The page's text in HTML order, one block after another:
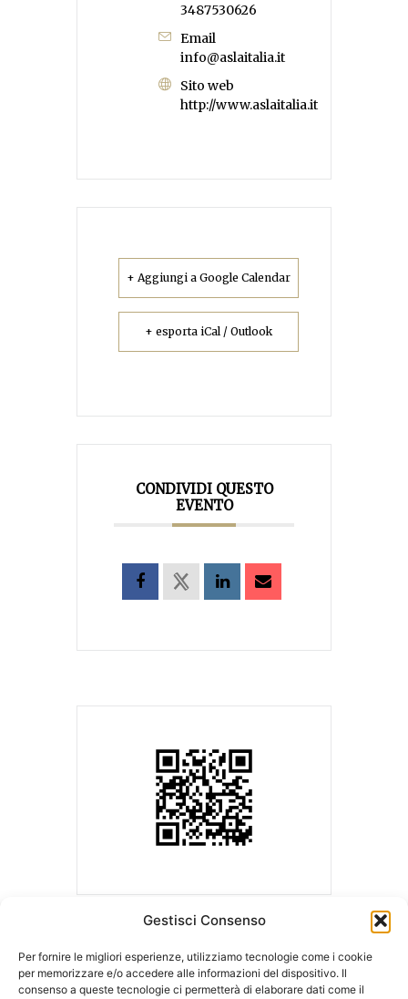
Gestisci Consenso
Per fornire le migliori esperienze, utilizziamo tecnologie come i cookie
per memorizzare e/o accedere alle informazioni del dispositivo. Il
consenso a queste tecnologie ci permetterà di elaborare dati come il
3487530626
Email
info@aslaitalia.it
Sito web
http://www.aslaitalia.it
+ Aggiungi a Google Calendar
+ esporta iCal / Outlook
CONDIVIDI QUESTO
EVENTO